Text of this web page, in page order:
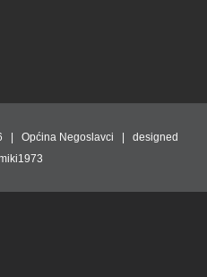
| Općina Negoslavci | designed